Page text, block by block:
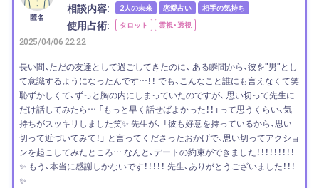
匿名
相談内容: 2人の未来 恋愛占い 相手の気持ち
使用占術: タロット 霊視・透視
2025/04/06 22:22
長い間、ただの友達として過ごしてきたのに、 ある瞬間から、彼を"男"とし
て意識するようになったんです…！！ でも、こんなこと誰にも言えなくて笑
恥ずかしくて、ずっと胸の内にしまっていたのですが、 思い切って先生に
だけ話してみたら… 「もっと早く話せばよかった！！」って思うくらい、気
持ちがスッキリしました笑✨ 先生が、 「彼も好意を持っているから、思い
切って近づいてみて！」 と言ってくださったおかげで、思い切ってアクショ
ンを起こしてみたところ… なんと、デートの約束ができました！！！！！！！！！
✨ もう、本当に感謝しかないです！！！！！ 先生、ありがとうございました！！！
✨